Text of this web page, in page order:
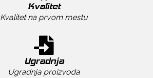
Kvalitet
Kvalitet na prvom mestu
Ugradnja
Ugradnja proizvoda